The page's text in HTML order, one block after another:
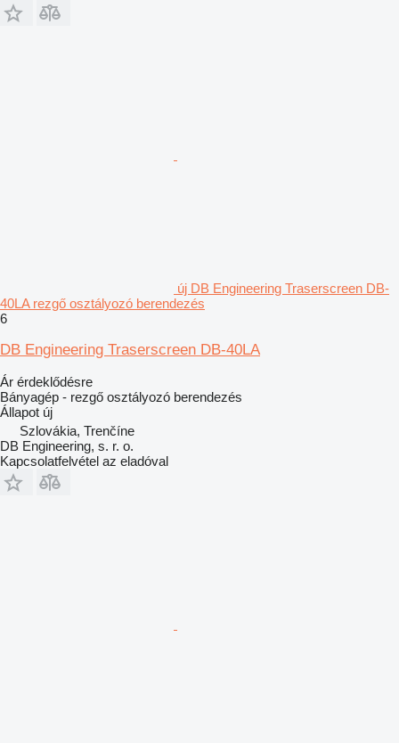
új DB Engineering Traserscreen DB-
40LA rezgő osztályozó berendezés
6
DB Engineering Traserscreen DB-40LA
Ár érdeklődésre
Bányagép - rezgő osztályozó berendezés
Állapot új
Szlovákia, Trenčíne
DB Engineering, s. r. o.
Kapcsolatfelvétel az eladóval